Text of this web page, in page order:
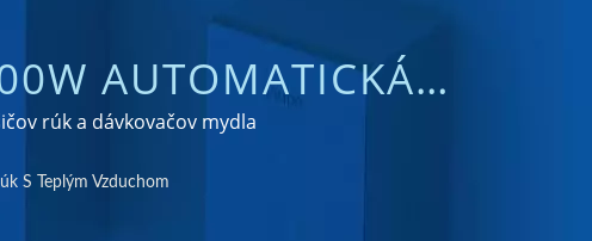
AUTOMATICKÁ
BATÉRIÍ DO
rúk a dávkovačov mydla
S Teplým Vzduchom